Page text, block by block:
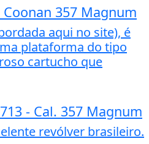
357 Magnum
aqui no site), é
plataforma do tipo
cartucho que
- Cal. 357 Magnum
revólver brasileiro.